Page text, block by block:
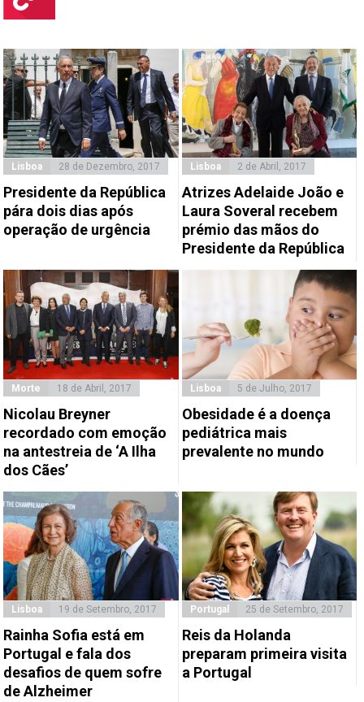
Lisboa 28 de Dezembro, 2017
Presidente da República
pára dois dias após
operação de urgência
Lisboa 2 de Abril, 2017
Atrizes Adelaide João e
Laura Soveral recebem
prémio das mãos do
Presidente da República
Morte 18 de Abril, 2017
Nicolau Breyner
recordado com emoção
na antestreia de ‘A Ilha
dos Cães’
Lisboa 5 de Julho, 2017
Obesidade é a doença
pediátrica mais
prevalente no mundo
Lisboa 19 de Setembro, 2017
Rainha Sofia está em
Portugal e fala dos
desafios de quem sofre
de Alzheimer
Portugal 25 de Setembro, 2017
Reis da Holanda
preparam primeira visita
a Portugal